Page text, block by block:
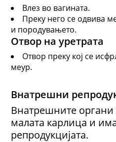
Влез во вагината.
Преку него се одвива
и породувањето.
Отвор на уретрата
Отвор преку кој се
меур.
Внатрешни
Внатрешните органи
малата карлица и
репродукцијата.